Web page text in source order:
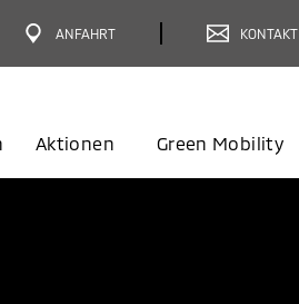
ANFAHRT KONTAKT
Aktionen Green Mobility